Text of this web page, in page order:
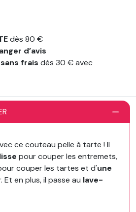
dès 80 €
d’avis
sans fraisdès 30 € avec
ce couteau pelle à tarte ! Il
pour couper les entremets,
couper les tartes et d'une
Et en plus, il passe au lave-